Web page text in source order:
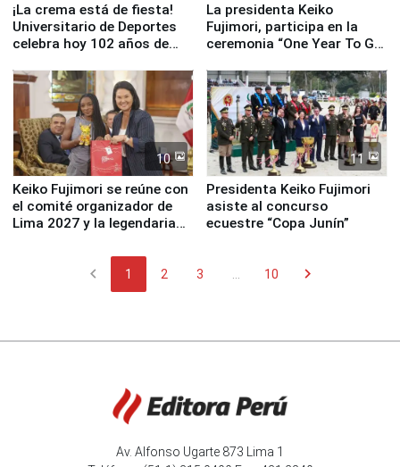
¡La crema está de fiesta!
Universitario de Deportes
celebra hoy 102 años de
La presidenta Keiko
Fujimori, participa en la
ceremonia “One Year To Go
10
Keiko Fujimori se reúne con
el comité organizador de
Lima 2027 y la legendaria
11
Presidenta Keiko Fujimori
asiste al concurso
ecuestre “Copa Junín”
chevron_left 1 2 3 10 chevron_right
Av. Alfonso Ugarte 873 Lima 1